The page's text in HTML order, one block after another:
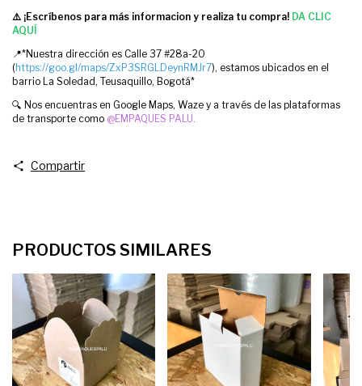
⚠️ ¡Escríbenos para más informacion y realiza tu compra! DA CLIC
AQUÍ
📍*Nuestra dirección es Calle 37 #28a-20
(https://goo.gl/maps/ZxP3SRGLDeynRMJr7), estamos ubicados en el
barrio La Soledad, Teusaquillo, Bogotá*
🔍 Nos encuentras en Google Maps, Waze y a través de las plataformas
de transporte como @EMPAQUES PALU.
Compartir
PRODUCTOS SIMILARES